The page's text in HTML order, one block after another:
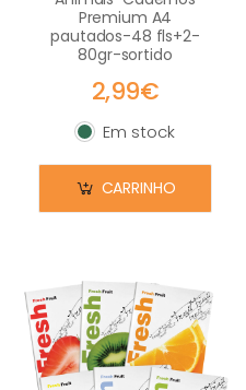
Premium A4
pautados-48 fls+2-
80gr-sortido
2,99€
Em stock
Em stock
CARRINHO